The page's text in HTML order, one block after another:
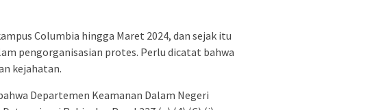
Columbia hingga Maret 2024, dan sejak itu
pengorganisasian protes. Perlu dicatat bahwa
kejahatan.
Departemen Keamanan Dalam Negeri